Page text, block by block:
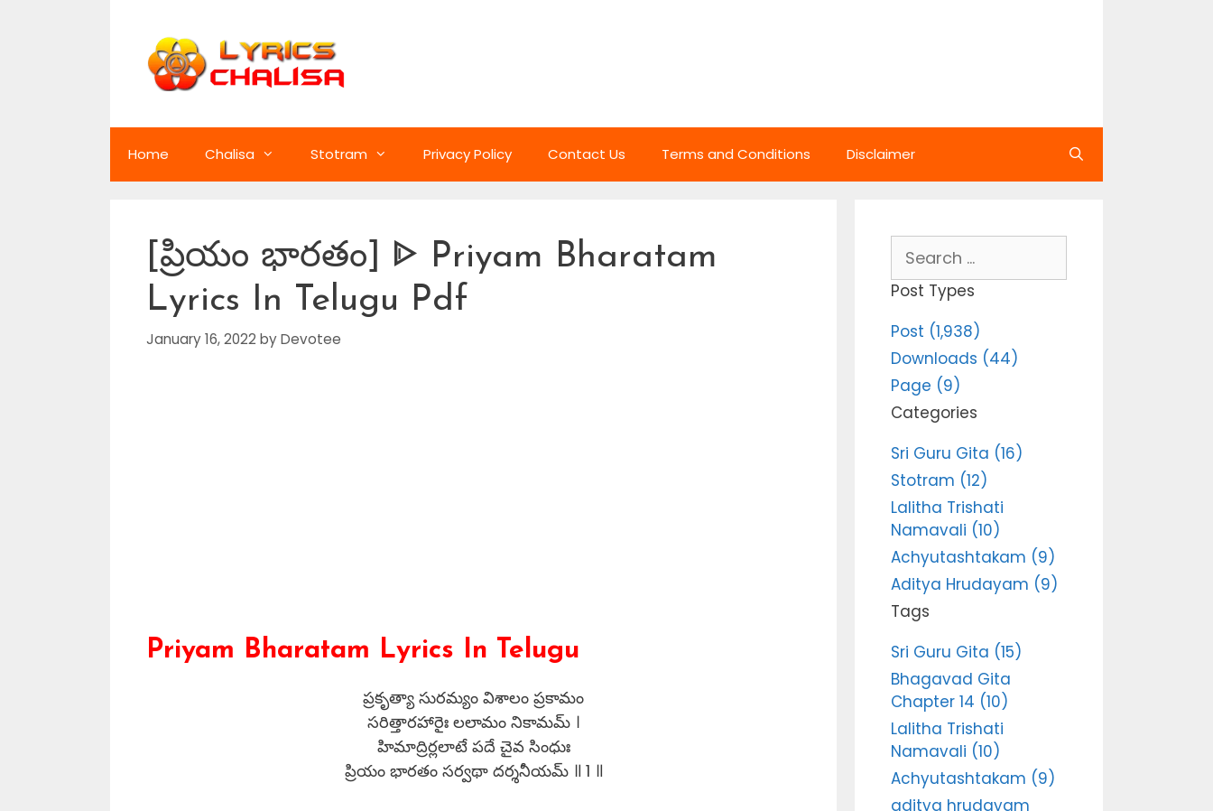
Home Chalisa Stotram Privacy Policy Contact Us Terms and Conditions Disclaimer
[ప్రియం భారతం] ᐈ Priyam Bharatam
Lyrics In Telugu Pdf
January 16, 2022 byDevotee
Priyam Bharatam Lyrics In Telugu
ప్రకృత్యా సురమ్యం విశాలం ప్రకామం
సరిత్తారహారైః లలామం నికామమ్ ।
హిమాద్రిర్లలాటే పదే చైవ సింధుః
ప్రియం భారతం సర్వథా దర్శనీయమ్ ॥ 1 ॥
for:
Post Types
Post (1,938)
Downloads (44)
Page (9)
Categories
Sri Guru Gita (16)
Stotram (12)
Lalitha Trishati
Namavali (10)
Achyutashtakam (9)
Aditya Hrudayam (9)
Tags
Sri Guru Gita (15)
Bhagavad Gita
Chapter 14 (10)
Lalitha Trishati
Namavali (10)
Achyutashtakam (9)
aditya hrudayam